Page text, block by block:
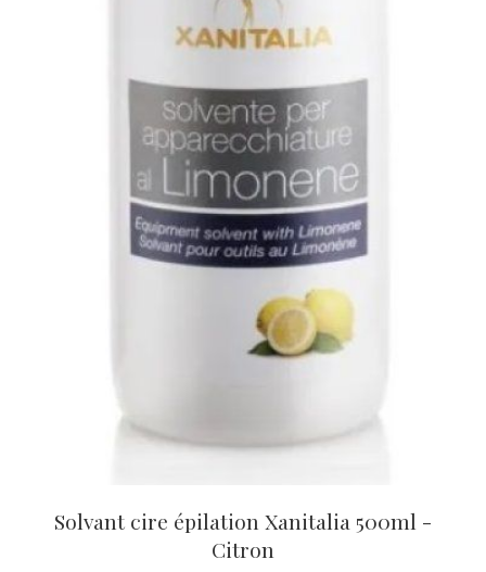
Solvant cire épilation Xanitalia 500ml -
Citron